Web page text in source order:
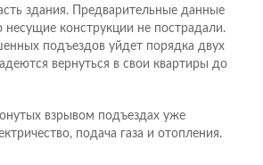
здания. Предварительные данные
несущие конструкции не пострадали.
подъездов уйдет порядка двух
вернуться в свои квартиры до
взрывом подъездах уже
подача газа и отопления.